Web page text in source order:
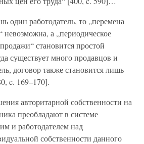
один работодатель, то „перемена
невозможна, а „периодическое
становится простой
существует много продавцов и
договор также становится лишь
c. 169–170].
авторитарной собственности на
преобладают в системе
и работодателем над
собственности данного